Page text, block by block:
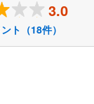
3.0
ト（18件）